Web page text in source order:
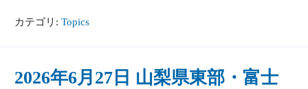
カテゴリ: Topics
2026年6月27日 山梨県東部・富士